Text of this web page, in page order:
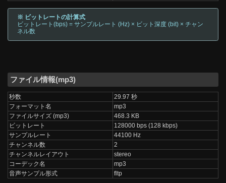
※ ビットレートの計算式
ビットレート(bps) = サンプルレート (Hz) × ビット深度 (bit) × チャン
ネル数
ファイル情報(mp3)
秒数
29.97 秒
フォーマット名
mp3
ファイルサイズ (mp3)
468.3 KB
ビットレート
128000 bps (128 kbps)
サンプルレート
44100 Hz
チャンネル数
2
チャンネルレイアウト
stereo
コーデック名
mp3
音声サンプル形式
fltp